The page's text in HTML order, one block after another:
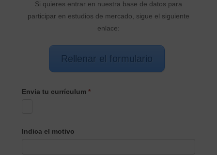
Si quieres entrar en nuestra base de datos para
participar en estudios de mercado, sigue el siguiente
enlace:
Rellenar el formulario
Envia tu currículum *
Indica el motivo